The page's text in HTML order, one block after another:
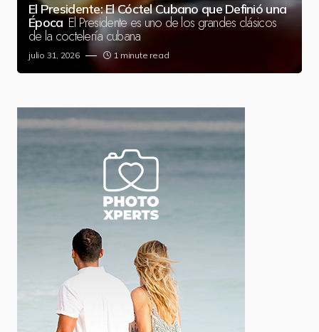
El Presidente: El Cóctel Cubano que Definió una
Época El Presidente es uno de los grandes clásicos
de la coctelería cubana
julio 31, 2026 1 minute read